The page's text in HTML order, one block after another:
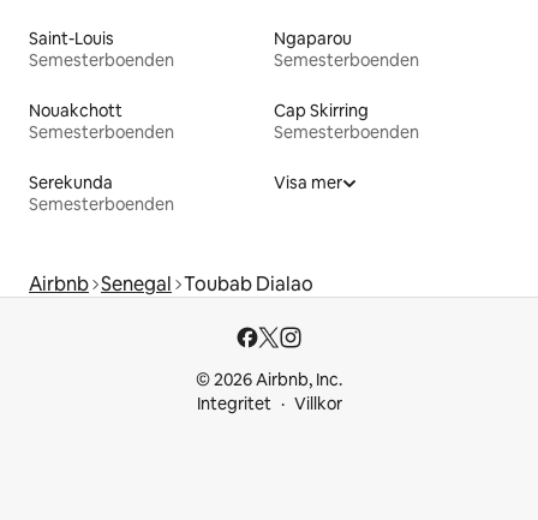
Saint-Louis
Semesterboenden
Ngaparou
Semesterboenden
Nouakchott
Semesterboenden
Cap Skirring
Semesterboenden
Serekunda
Semesterboenden
Visa mer
Airbnb Senegal Toubab Dialao
© 2026 Airbnb, Inc.
Integritet
Villkor